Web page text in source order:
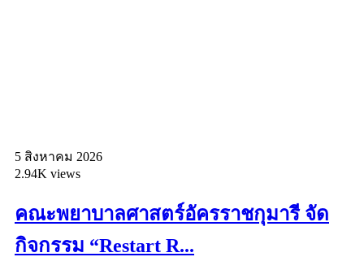
5 สิงหาคม 2026
2.94K views
คณะพยาบาลศาสตร์อัครราชกุมารี จัด
กิจกรรม “Restart R...